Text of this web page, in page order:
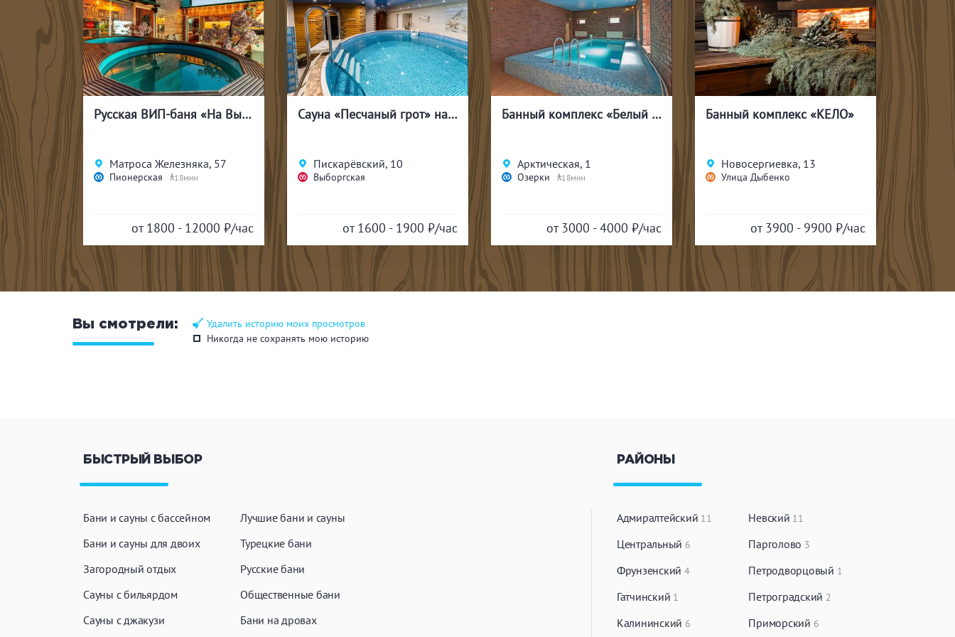
₽/час
Русская ВИП-баня «На Высоте»
Матроса Железняка, 57
Пионерская 18
от 1800 - 12000 ₽/час
Сауна «Песчаный грот» на Пискарёвском
Пискарёвский, 10
Выборгская
от 1600 - 1900 ₽/час
Банный комплекс «Белый медведь»
Арктическая, 1
Озерки 18
от 3000 - 4000 ₽/час
Банный комплекс «КЕЛО»
Новосергиевка, 13
Улица Дыбенко
от 3900 - 9900 ₽/час
Вы смотрели:
Удалить историю моих просмотров
Никогда не сохранять мою историю
БЫСТРЫЙ ВЫБОР
Бани и сауны с бассейном
Бани и сауны для двоих
Загородный отдых
Сауны с бильярдом
Сауны с джакузи
Лучшие бани и сауны
Турецкие бани
Русские бани
Общественные бани
Бани на дровах
РАЙОНЫ
Адмиралтейский 11
Центральный 6
Фрунзенский 4
Гатчинский 1
Калининский 6
Невский 11
Парголово 3
Петродворцовый 1
Петроградский 2
Приморский 6